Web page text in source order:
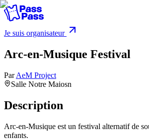
Je suis organisateur
Arc-en-Musique Festival
Par AeM Project
Salle Notre Maiosn
Description
Arc-en-Musique est un festival alternatif de
enfants.